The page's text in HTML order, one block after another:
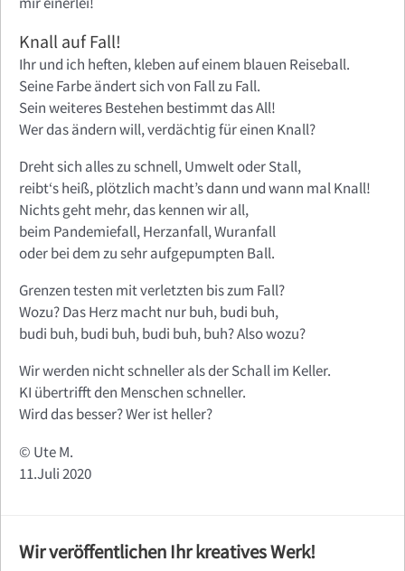
Knall auf Fall!
Ihr und ich heften, kleben auf einem blauen Reiseball.
Seine Farbe ändert sich von Fall zu Fall.
Sein weiteres Bestehen bestimmt das All!
Wer das ändern will, verdächtig für einen Knall?
Dreht sich alles zu schnell, Umwelt oder Stall,
reibt‘s heiß, plötzlich macht’s dann und wann mal Knall!
Nichts geht mehr, das kennen wir all,
beim Pandemiefall, Herzanfall, Wuranfall
oder bei dem zu sehr aufgepumpten Ball.
Grenzen testen mit verletzten bis zum Fall?
Wozu? Das Herz macht nur buh, budi buh,
budi buh, budi buh, budi buh, buh? Also wozu?
Wir werden nicht schneller als der Schall im Keller.
KI übertrifft den Menschen schneller.
Wird das besser? Wer ist heller?
© Ute M.
11.Juli 2020
Wir veröffentlichen Ihr kreatives Werk!